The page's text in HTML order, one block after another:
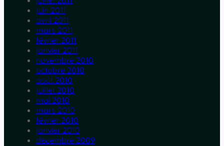
juin 2011
avril 2011
mars 2011
février 2011
janvier 2011
novembre 2010
octobre 2010
août 2010
juillet 2010
mai 2010
mars 2010
février 2010
janvier 2010
décembre 2009